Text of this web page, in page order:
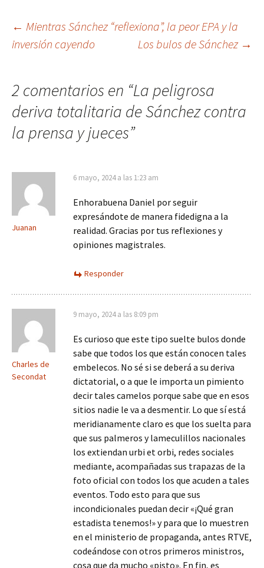
Navegación
de
← Mientras Sánchez “reflexiona”, la peor EPA y la
inversión cayendo
Los bulos de Sánchez →
2 comentarios en “La peligrosa
deriva totalitaria de Sánchez contra
la prensa y jueces”
Juanan
6 mayo, 2024 a las 1:23 am
Enhorabuena Daniel por seguir
expresándote de manera fidedigna a la
realidad. Gracias por tus reflexiones y
opiniones magistrales.
Responder
Charles de
Secondat
9 mayo, 2024 a las 8:09 pm
Es curioso que este tipo suelte bulos donde
sabe que todos los que están conocen tales
embelecos. No sé si se deberá a su deriva
dictatorial, o a que le importa un pimiento
decir tales camelos porque sabe que en esos
sitios nadie le va a desmentir. Lo que sí está
meridianamente claro es que los suelta para
que sus palmeros y lameculillos nacionales
los extiendan urbi et orbi, redes sociales
mediante, acompañadas sus trapazas de la
foto oficial con todos los que acuden a tales
eventos. Todo esto para que sus
incondicionales puedan decir «¡Qué gran
estadista tenemos!» y para que lo muestren
en el ministerio de propaganda, antes RTVE,
codeándose con otros primeros ministros,
cosa que da mucho «pisto». En fin, es